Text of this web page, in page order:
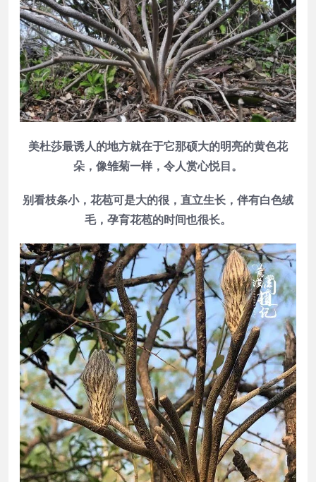
美杜莎最诱人的地方就在于它那硕大的明亮的黄色花
朵，像雏菊一样，令人赏心悦目。
别看枝条小，花苞可是大的很，直立生长，伴有白色绒
毛，孕育花苞的时间也很长。